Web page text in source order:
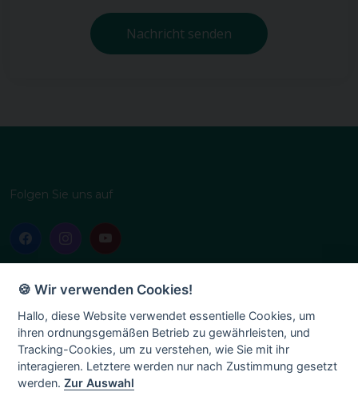
Nachricht senden
Folgen Sie uns auf
Nützliche Links
Startseite
Über uns
Geschichte
Vereinsleben
Intern
Administration
🍪 Wir verwenden Cookies!
Hallo, diese Website verwendet essentielle Cookies, um
ihren ordnungsgemäßen Betrieb zu gewährleisten, und
Tracking-Cookies, um zu verstehen, wie Sie mit ihr
interagieren. Letztere werden nur nach Zustimmung gesetzt
werden.Zur Auswahl